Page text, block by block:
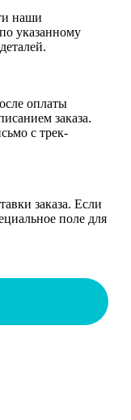
наши
указанному
оплаты
заказа.
с трек-
заказа. Если
поле для